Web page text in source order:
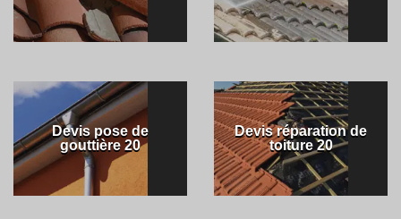
Devis pose de
gouttière 20
Devis réparation de
toiture 20